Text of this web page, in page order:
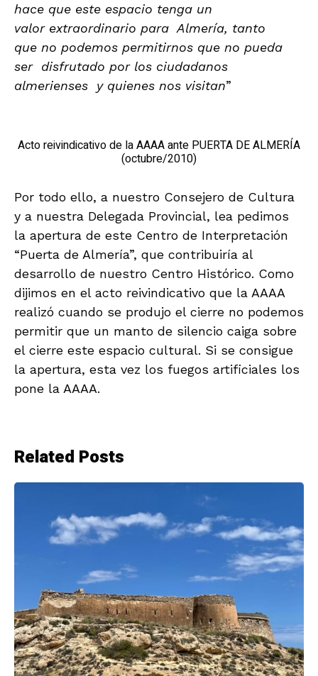
hace que este espacio tenga un
valor extraordinario para Almería, tanto
que no podemos permitirnos que no pueda
ser disfrutado por los ciudadanos
almerienses y quienes nos visitan”
Acto reivindicativo de la AAAA ante PUERTA DE ALMERÍA
(octubre/2010)
Por todo ello, a nuestro Consejero de Cultura
y a nuestra Delegada Provincial, lea pedimos
la apertura de este Centro de Interpretación
“Puerta de Almería”, que contribuiría al
desarrollo de nuestro Centro Histórico. Como
dijimos en el acto reivindicativo que la AAAA
realizó cuando se produjo el cierre no podemos
permitir que un manto de silencio caiga sobre
el cierre este espacio cultural. Si se consigue
la apertura, esta vez los fuegos artificiales los
pone la AAAA.
Related Posts